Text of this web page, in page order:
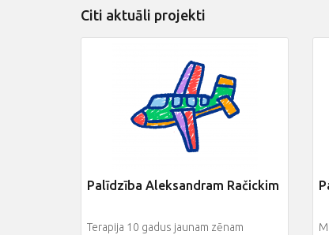
Citi aktuāli projekti
Palīdzība Aleksandram Račickim
Terapija 10 gadus jaunam zēnam